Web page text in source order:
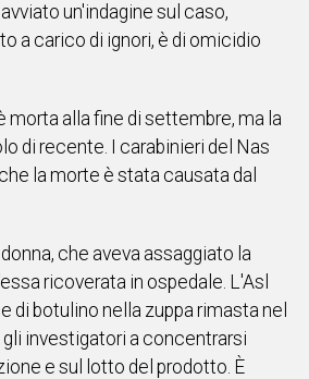
un'indagine sul caso,
a carico di ignori, è di omicidio
morta alla fine di settembre, ma la
di recente. I carabinieri del Nas
la morte è stata causata dal
che aveva assaggiato la
ricoverata in ospedale. L'Asl
di botulino nella zuppa rimasta nel
investigatori a concentrarsi
e sul lotto del prodotto. È